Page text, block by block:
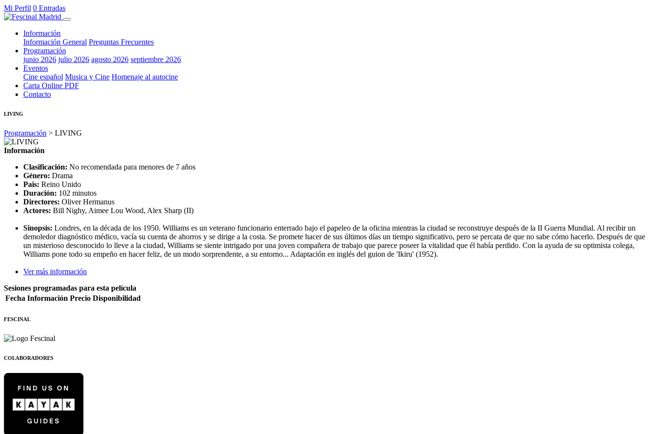
Mi Perfil 0 Entradas
Información
Información General Preguntas Frecuentes
Programación
junio 2026 julio 2026 agosto 2026 septiembre 2026
Eventos
Cine español Musica y Cine Homenaje al autocine
Carta Online PDF
Contacto
LIVING
Programación > LIVING
Información
Clasificación: No recomendada para menores de 7 años
Género: Drama
Pais: Reino Unido
Duración: 102 minutos
Directores: Oliver Hermanus
Actores: Bill Nighy, Aimee Lou Wood, Alex Sharp (II)
Sinopsis: Londres, en la década de los 1950. Williams es un veterano funcionario enterrado bajo el papeleo de la oficina mientras la ciudad se reconstruye después de la II Guerra Mundial. Al recibir un
demoledor diagnóstico médico, vacía su cuenta de ahorros y se dirige a la costa. Se promete hacer de sus últimos días un tiempo significativo, pero se percata de que no sabe cómo hacerlo. Después de que
un misterioso desconocido lo lleve a la ciudad, Williams se siente intrigado por una joven compañera de trabajo que parece poseer la vitalidad que él había perdido. Con la ayuda de su optimista colega,
Williams pone todo su empeño en hacer feliz, de un modo sorprendente, a su entorno... Adaptación en inglés del guion de 'Ikiru' (1952).
Ver más información
Sesiones programadas para esta película
Fecha Información Precio Disponibilidad
FESCINAL
COLABORADORES